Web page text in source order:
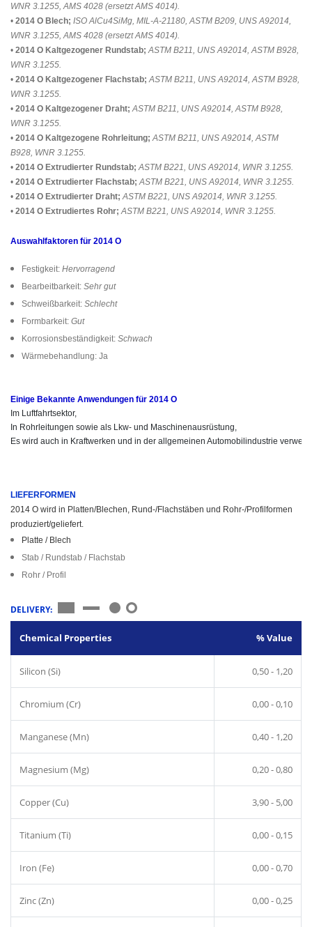
WNR 3.1255, AMS 4028 (ersetzt AMS 4014).
• 2014 O Blech; ISO AlCu4SiMg, MIL-A-21180, ASTM B209, UNS A92014,
WNR 3.1255, AMS 4028 (ersetzt AMS 4014).
• 2014 O Kaltgezogener Rundstab; ASTM B211, UNS A92014, ASTM B928,
WNR 3.1255.
• 2014 O Kaltgezogener Flachstab; ASTM B211, UNS A92014, ASTM B928,
WNR 3.1255.
• 2014 O Kaltgezogener Draht; ASTM B211, UNS A92014, ASTM B928,
WNR 3.1255.
• 2014 O Kaltgezogene Rohrleitung; ASTM B211, UNS A92014, ASTM
B928, WNR 3.1255.
• 2014 O Extrudierter Rundstab; ASTM B221, UNS A92014, WNR 3.1255.
• 2014 O Extrudierter Flachstab; ASTM B221, UNS A92014, WNR 3.1255.
• 2014 O Extrudierter Draht; ASTM B221, UNS A92014, WNR 3.1255.
• 2014 O Extrudiertes Rohr; ASTM B221, UNS A92014, WNR 3.1255.
Auswahlfaktoren für 2014 O
Festigkeit: Hervorragend
Bearbeitbarkeit: Sehr gut
Schweißbarkeit: Schlecht
Formbarkeit: Gut
Korrosionsbeständigkeit: Schwach
Wärmebehandlung: Ja
Einige Bekannte Anwendungen für 2014 O
Im Luftfahrtsektor,
In Rohrleitungen sowie als Lkw- und Maschinenausrüstung,
LIEFERFORMEN
2014 O wird in Platten/Blechen, Rund-/Flachstäben und Rohr-/Profilformen
produziert/geliefert.
Platte / Blech
Stab / Rundstab / Flachstab
Rohr / Profil
DELIVERY:
Chemical Properties % Value
Silicon (Si) 0,50 - 1,20
Chromium (Cr) 0,00 - 0,10
Manganese (Mn) 0,40 - 1,20
Magnesium (Mg) 0,20 - 0,80
Copper (Cu) 3,90 - 5,00
Titanium (Ti) 0,00 - 0,15
Iron (Fe) 0,00 - 0,70
Zinc (Zn) 0,00 - 0,25